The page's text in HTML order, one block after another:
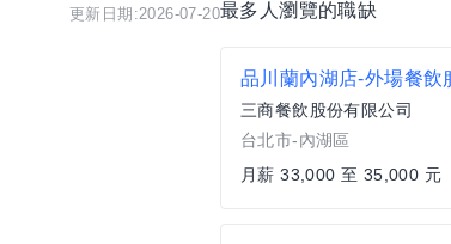
更新日期:2026-07-20最多人瀏覽的職缺
三商餐飲股份有限公司
台北市-內湖區
月薪 33,000 至 35,000 元